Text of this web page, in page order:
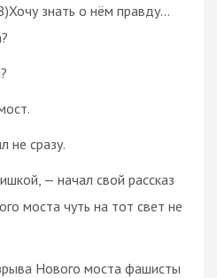
знать о нём правду…
не сразу.
— начал свой рассказ
моста чуть на тот свет не
Нового моста фашисты